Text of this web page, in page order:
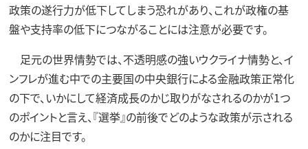
政策の遂行力が低下してしまう恐れがあり、これが政権の基
盤や支持率の低下につながることには注意が必要です。
足元の世界情勢では、不透明感の強いウクライナ情勢と、イ
ンフレが進む中での主要国の中央銀行による金融政策正常化
の下で、いかにして経済成長のかじ取りがなされるのかが1つ
のポイントと言え、『選挙』の前後でどのような政策が示される
のかに注目です。